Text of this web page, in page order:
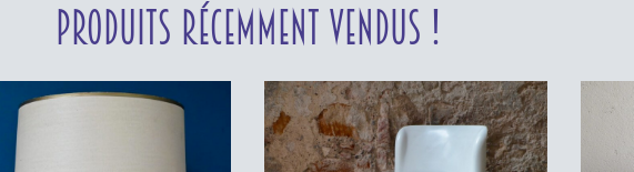
Produits récemment vendus !